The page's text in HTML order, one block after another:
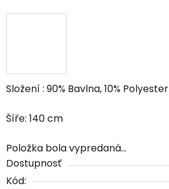
Složení : 90% Bavlna, 10% Polyester
Šíře: 140 cm
Položka bola vypredaná…
Dostupnosť
Kód: